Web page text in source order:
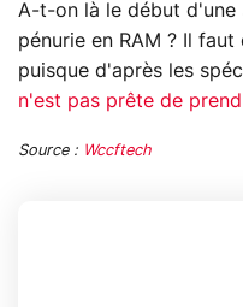
A-t-on là le début d'une
pénurie en RAM ? Il
puisque d'après les
n'est pas prête de
Source : Wccftech